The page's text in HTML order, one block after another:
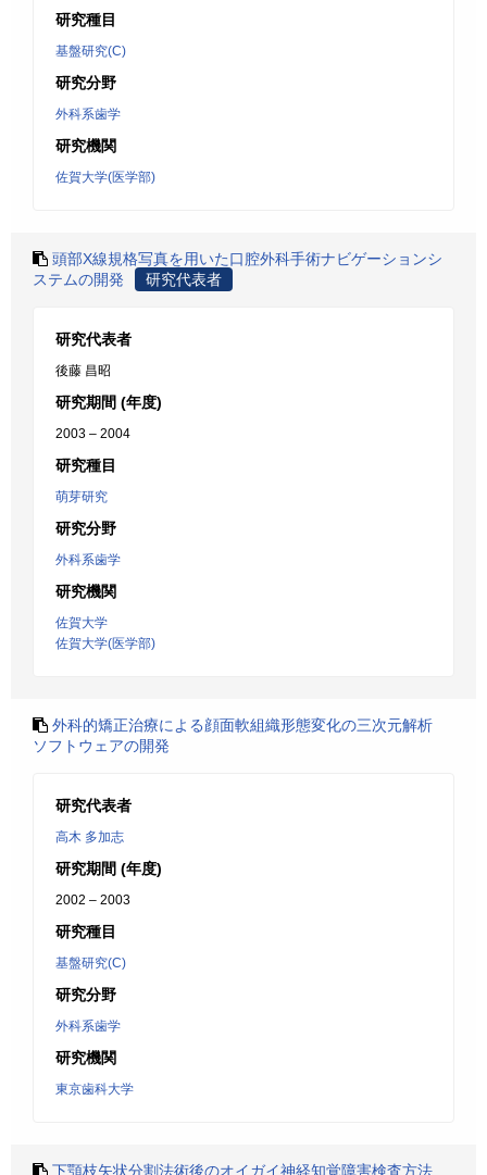
研究種目
基盤研究(C)
研究分野
外科系歯学
研究機関
佐賀大学(医学部)
頭部X線規格写真を用いた口腔外科手術ナビゲーションシ
ステムの開発
研究代表者
研究代表者
後藤 昌昭
研究期間 (年度)
2003 – 2004
研究種目
萌芽研究
研究分野
外科系歯学
研究機関
佐賀大学
佐賀大学(医学部)
外科的矯正治療による顔面軟組織形態変化の三次元解析
ソフトウェアの開発
研究代表者
高木 多加志
研究期間 (年度)
2002 – 2003
研究種目
基盤研究(C)
研究分野
外科系歯学
研究機関
東京歯科大学
下顎枝矢状分割法術後のオイガイ神経知覚障害検査方法